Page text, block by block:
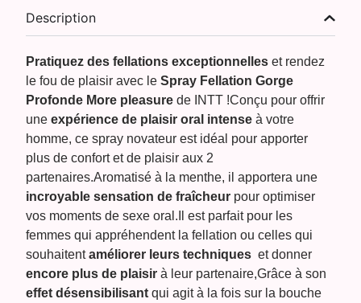
Description
Pratiquez des fellations exceptionnelles et rendez
le fou de plaisir avec leSpray Fellation Gorge
Profonde More pleasurede INTT !Conçu pour offrir
uneexpérience de plaisir oral intense à votre
homme, ce spray novateur est idéal pour apporter
plus de confort et de plaisir aux 2
partenaires.Aromatisé à la menthe, il apportera une
incroyable sensation de fraîcheur pour optimiser
vos moments de sexe oral.Il est parfait pour les
femmes qui appréhendent la fellation ou celles qui
souhaitentaméliorer leurs techniques et donner
encore plus de plaisir à leur partenaire,Grâce à son
effet désensibilisant qui agit à la fois sur la bouche